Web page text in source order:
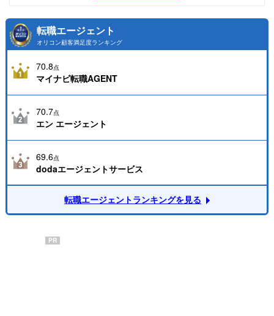
担当アドバイザーとの相性を見極める
1社だけでなく複数登録して比較する
「すぐに転職したい」と伝えて優先対応してもらう
転職理由や休職期間など話しづらいことも正直に伝える
ベンチャー・スタートアップ企業への転職で気になる質問
ベンチャー・スタートアップ企業って何？
未経験者からでもベンチャー・スタートアップ企業に転職できる？
大手とベンチャー、転職するならどっちがいい？
転職エージェントは本当に無料？費用が発生するケースはある？
転職回数が多いとイメージが悪くなる？
転職してはいけないタイミングは？
転職エージェントでやると後悔するNG行動とは？
ベンチャー企業への転職はエージェントで選択肢を広げよう
転職エージェント
オリコン顧客満足度ランキング
70.8点
マイナビ転職AGENT
70.7点
エン エージェント
69.6点
dodaエージェントサービス
転職エージェントランキングを見る
PR